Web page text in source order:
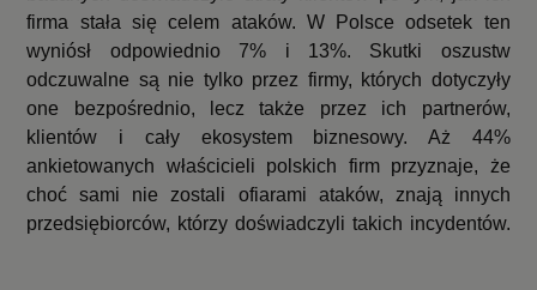
firma stała się celem ataków. W Polsce odsetek ten
wyniósł odpowiednio 7% i 13%. Skutki oszustw
odczuwalne są nie tylko przez firmy, których dotyczyły
one bezpośrednio, lecz także przez ich partnerów,
klientów i cały ekosystem biznesowy. Aż 44%
ankietowanych właścicieli polskich firm przyznaje, że
choć sami nie zostali ofiarami ataków, znają innych
przedsiębiorców, którzy doświadczyli takich incydentów.